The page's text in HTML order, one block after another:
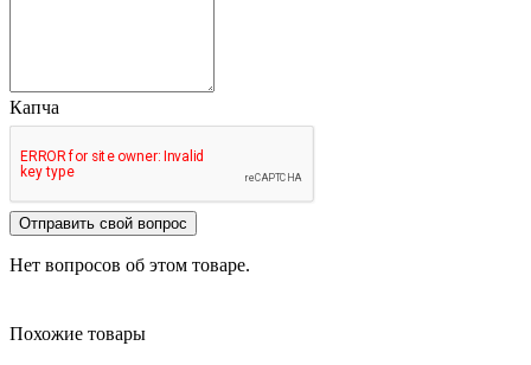
Капча
Отправить свой вопрос
Нет вопросов об этом товаре.
Похожие товары